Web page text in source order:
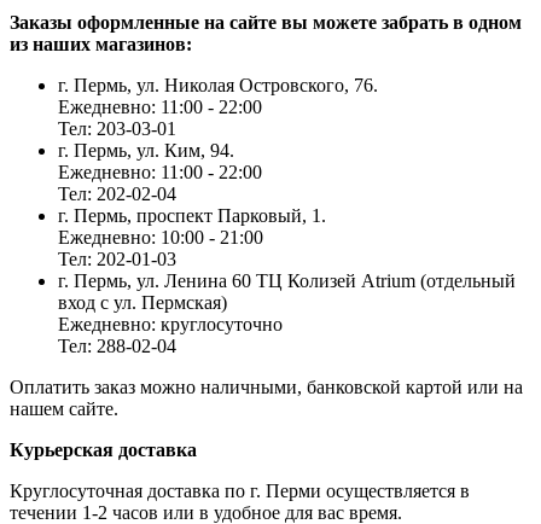
Заказы оформленные на сайте вы можете забрать в одном
из наших магазинов:
г. Пермь, ул. Николая Островского, 76.
Ежедневно: 11:00 - 22:00
Тел: 203-03-01
г. Пермь, ул. Ким, 94.
Ежедневно: 11:00 - 22:00
Тел: 202-02-04
г. Пермь, проспект Парковый, 1.
Ежедневно: 10:00 - 21:00
Тел: 202-01-03
г. Пермь, ул. Ленина 60 ТЦ Колизей Atrium (отдельный
вход с ул. Пермская)
Ежедневно: круглосуточно
Тел: 288-02-04
Оплатить заказ можно наличными, банковской картой или на
нашем сайте.
Курьерская доставка
Круглосуточная доставка по г. Перми осуществляется в
течении 1-2 часов или в удобное для вас время.